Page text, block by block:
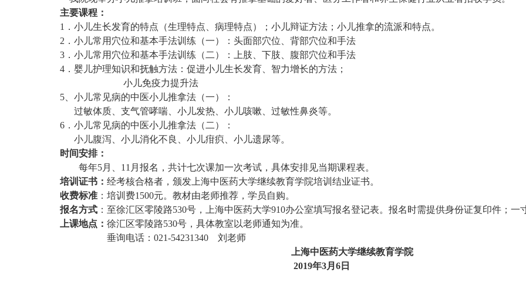
主要课程：
1 ．小儿生长发育的特点（生理特点、病理特点）；小儿辩证方法；小儿推拿的流派和特点。
2 ．小儿常用穴位和基本手法训练（一）：头面部穴位、背部穴位和手法
3 ．小儿常用穴位和基本手法训练（二）：上肢、下肢、腹部穴位和手法
4 ．婴儿护理知识和抚触方法：促进小儿生长发育、智力增长的方法；
小儿免疫力提升法
5 、小儿常见病的中医小儿推拿法（一）：
过敏体质、支气管哮喘、小儿发热、小儿咳嗽、过敏性鼻炎等。
6 ．小儿常见病的中医小儿推拿法（二）：
小儿腹泻、小儿消化不良、小儿疳疻、小儿遗尿等。
时间安排：
每年5月、 11 月报名，共计七次课加一次考试，具体安排见当期课程表。
培训证书： 经考核合格者，颁发上海中医药大学继续教育学院培训结业证书。
收费标准 ：培训费1500元。教材由老师推荐，学员自购。
报名方式 ：至徐汇区零陵路530号，上海中医药大学910办公室填写报名登记表。报名时需提供身份证复印件；一
上课地点： 徐汇区零陵路530号，具体教室以老师通知为准。
垂询电话： 021-54231340
刘老师
上海中医药大学继续教育学院
2019年3月 6 日